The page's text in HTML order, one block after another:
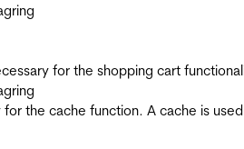
for the shopping cart
for the cache function. A cache is